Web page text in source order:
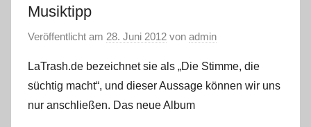
Musiktipp
Veröffentlicht am 28. Juni 2012 von admin
LaTrash.de bezeichnet sie als „Die Stimme, die
süchtig macht“, und dieser Aussage können wir uns
nur anschließen. Das neue Album